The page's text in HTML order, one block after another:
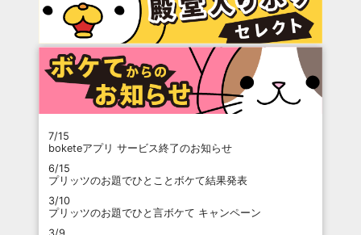
7/15
boketeアプリ サービス終了のお知らせ
6/15
プリッツのお題でひとことボケて結果発表
3/10
プリッツのお題でひと言ボケて キャンペーン